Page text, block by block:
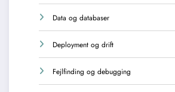
Data og databaser
Deployment og drift
Fejlfinding og debugging